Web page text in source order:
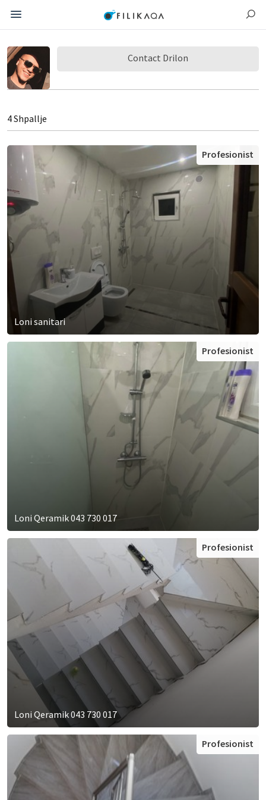
Contact Drilon
4 Shpallje
Loni sanitari
Profesionist
Loni Qeramik 043 730 017
Profesionist
Loni Qeramik 043 730 017
Profesionist
Profesionist